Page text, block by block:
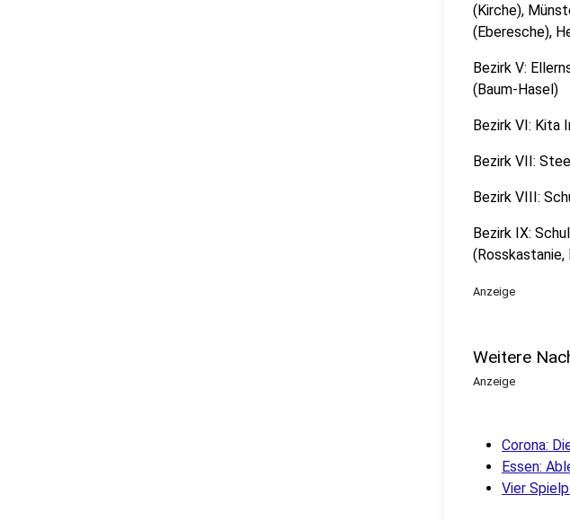
(Kirche),
(Eberesche),
Bezirk V:
(Baum-Hasel)
Bezirk VI: Kita
Bezirk VII:
Bezirk VIII:
Bezirk IX:
Anzeige
Weitere
Anzeige
Corona:
Essen:
Vier